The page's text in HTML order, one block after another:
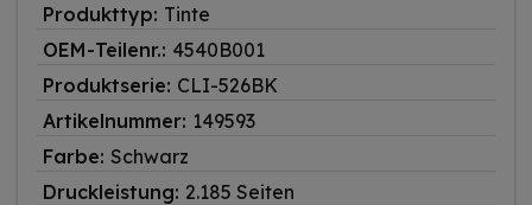
Produkttyp: Tinte
OEM-Teilenr.: 4540B001
Produktserie: CLI-526BK
Artikelnummer: 149593
Farbe: Schwarz
Druckleistung: 2.185 Seiten